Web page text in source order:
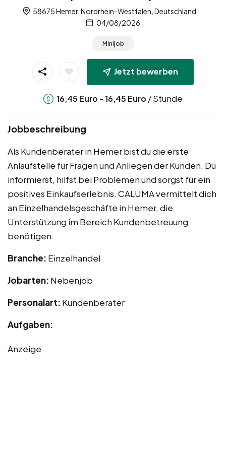
58675 Hemer, Nordrhein-Westfalen, Deutschland
04/08/2026
Minijob
Jetzt bewerben
16,45 Euro -16,45 Euro / Stunde
Jobbeschreibung
Als Kundenberater in Hemer bist du die erste
Anlaufstelle für Fragen und Anliegen der Kunden. Du
informierst, hilfst bei Problemen und sorgst für ein
positives Einkaufserlebnis. CALUMA vermittelt dich
an Einzelhandelsgeschäfte in Hemer, die
Unterstützung im Bereich Kundenbetreuung
benötigen.
Branche: Einzelhandel
Jobarten: Nebenjob
Personalart: Kundenberater
Aufgaben:
Anzeige